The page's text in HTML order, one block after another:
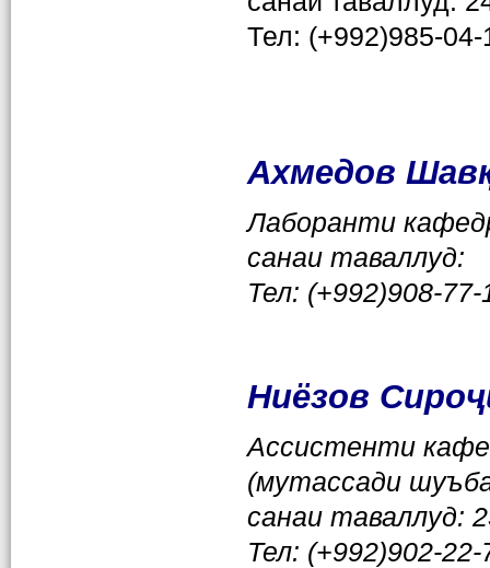
Тел: (+992)985-04-
Ахмедов Шав
Лаборанти
санаи таваллуд:
Тел: (+992)908-77-
Ниёзов Сиро
Ассистенти
(мутассади
санаи таваллуд:
Тел: (+992)902-22-